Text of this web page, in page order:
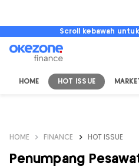
Scroll kebawah
HOME HOT ISSUE
HOME FINANCE HOT ISSUE
Penumpang